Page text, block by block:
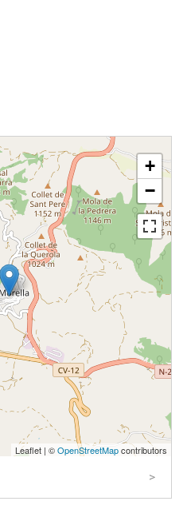
+
−
Leaflet | ©OpenStreetMapcontributors